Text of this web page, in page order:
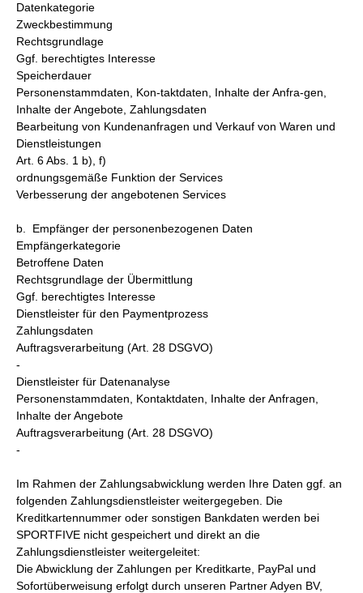
Datenkategorie
Zweckbestimmung
Rechtsgrundlage
Ggf. berechtigtes Interesse
Speicherdauer
Personenstammdaten, Kon-taktdaten, Inhalte der Anfra-gen,
Inhalte der Angebote, Zahlungsdaten
Bearbeitung von Kundenanfragen und Verkauf von Waren und
Dienstleistungen
Art. 6 Abs. 1 b), f)
ordnungsgemäße Funktion der Services
Verbesserung der angebotenen Services
b. Empfänger der personenbezogenen Daten
Empfängerkategorie
Betroffene Daten
Rechtsgrundlage der Übermittlung
Ggf. berechtigtes Interesse
Dienstleister für den Paymentprozess
Zahlungsdaten
Auftragsverarbeitung (Art. 28 DSGVO)
-
Dienstleister für Datenanalyse
Personenstammdaten, Kontaktdaten, Inhalte der Anfragen,
Inhalte der Angebote
Auftragsverarbeitung (Art. 28 DSGVO)
-
Im Rahmen der Zahlungsabwicklung werden Ihre Daten ggf. an
folgenden Zahlungsdienstleister weitergegeben. Die
Kreditkartennummer oder sonstigen Bankdaten werden bei
SPORTFIVE nicht gespeichert und direkt an die
Zahlungsdienstleister weitergeleitet:
Die Abwicklung der Zahlungen per Kreditkarte, PayPal und
Sofortüberweisung erfolgt durch unseren Partner Adyen BV,